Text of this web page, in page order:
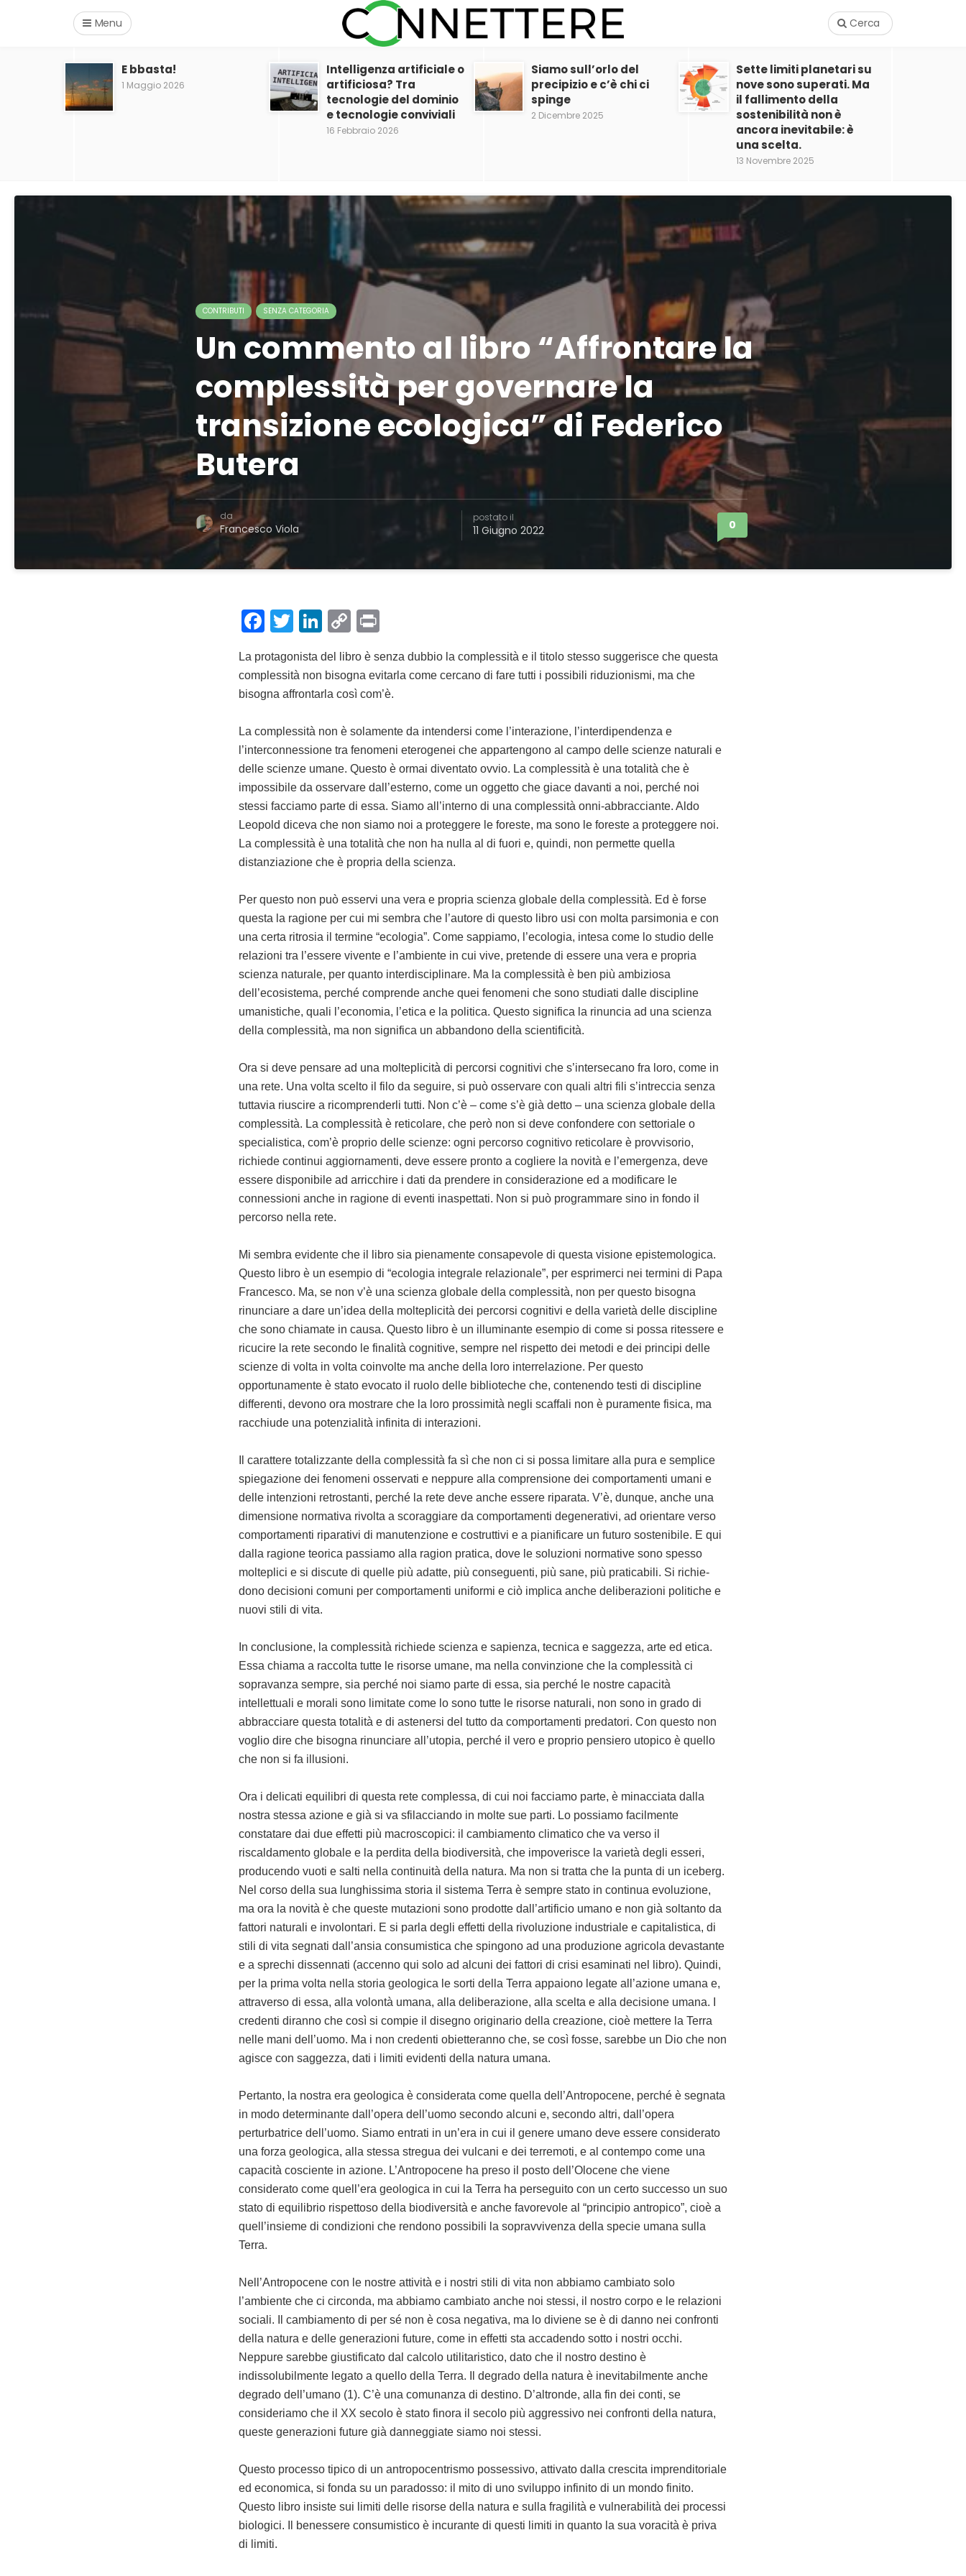
Menu Cerca
E bbasta!
1 Maggio 2026
Intelligenza artificiale o
artificiosa? Tra
tecnologie del dominio
e tecnologie conviviali
16 Febbraio 2026
Siamo sull’orlo del
precipizio e c’è chi ci
spinge
2 Dicembre 2025
Sette limiti planetari su
nove sono superati. Ma
il fallimento della
sostenibilità non è
ancora inevitabile: è
una scelta.
13 Novembre 2025
CONTRIBUTI SENZA CATEGORIA
Un commento al libro “Affrontare la
complessità per governare la
transizione ecologica” di Federico
Butera
da
Francesco Viola
postato il
11 Giugno 2022 0
Facebook
TwitterLinkedIn
Copy
La protagonista del libro è senza dubbio la complessità e il titolo stesso suggerisce che questa
complessità non bisogna evitarla come cercano di fare tutti i possibili riduzionismi, ma che
bisogna affrontarla così com’è.
La complessità non è solamente da intendersi come l’interazione, l’interdipendenza e
l’interconnessione tra fenomeni eterogenei che appartengono al campo delle scienze naturali e
delle scienze umane. Questo è ormai diventato ovvio. La complessità è una totalità che è
impossibile da osservare dall’esterno, come un oggetto che giace davanti a noi, perché noi
stessi facciamo parte di essa. Siamo all’interno di una complessità onni-abbracciante. Aldo
Leopold diceva che non siamo noi a proteggere le foreste, ma sono le foreste a proteggere noi.
La complessità è una totalità che non ha nulla al di fuori e, quindi, non permette quella
distanziazione che è propria della scienza.
Per questo non può esservi una vera e propria scienza globale della complessità. Ed è forse
questa la ragione per cui mi sembra che l’autore di questo libro usi con molta parsimonia e con
una certa ritrosia il termine “ecologia”. Come sappiamo, l’ecologia, intesa come lo studio delle
relazioni tra l’essere vivente e l’ambiente in cui vive, pretende di essere una vera e propria
scienza naturale, per quanto interdisciplinare. Ma la complessità è ben più ambiziosa
dell’ecosistema, perché comprende anche quei fenomeni che sono studiati dalle discipline
umanistiche, quali l’economia, l’etica e la politica. Questo significa la rinuncia ad una scienza
della complessità, ma non significa un abbandono della scientificità.
Ora si deve pensare ad una molteplicità di percorsi cognitivi che s’intersecano fra loro, come in
una rete. Una volta scelto il filo da seguire, si può osservare con quali altri fili s’intreccia senza
tuttavia riuscire a ricomprenderli tutti. Non c’è – come s’è già detto – una scienza globale della
complessità. La complessità è reticolare, che però non si deve confondere con settoriale o
specialistica, com’è proprio delle scienze: ogni percorso cognitivo reticolare è provvisorio,
richiede continui aggiornamenti, deve essere pronto a cogliere la novità e l’emergenza, deve
essere disponibile ad arricchire i dati da prendere in considerazione ed a modificare le
connessioni anche in ragione di eventi inaspettati. Non si può programmare sino in fondo il
percorso nella rete.
Mi sembra evidente che il libro sia pienamente consapevole di questa visione epistemologica.
Questo libro è un esempio di “ecologia integrale relazionale”, per esprimerci nei termini di Papa
Francesco. Ma, se non v’è una scienza globale della complessità, non per questo bisogna
rinunciare a dare un’idea della molteplicità dei percorsi cognitivi e della varietà delle discipline
che sono chiamate in causa. Questo libro è un illuminante esempio di come si possa ritessere e
ricucire la rete secondo le finalità cognitive, sempre nel rispetto dei metodi e dei principi delle
scienze di volta in volta coinvolte ma anche della loro interrelazione. Per questo
opportunamente è stato evocato il ruolo delle biblioteche che, contenendo testi di discipline
differenti, devono ora mostrare che la loro prossimità negli scaffali non è puramente fisica, ma
racchiude una potenzialità infinita di interazioni.
Il carattere totalizzante della complessità fa sì che non ci si possa limitare alla pura e semplice
spiegazione dei fenomeni osservati e neppure alla comprensione dei comportamenti umani e
delle intenzioni retrostanti, perché la rete deve anche essere riparata. V’è, dunque, anche una
dimensione normativa rivolta a scoraggiare da comportamenti degenerativi, ad orientare verso
comportamenti riparativi di manutenzione e costruttivi e a pianificare un futuro sostenibile. E qui
dalla ragione teorica passiamo alla ragion pratica, dove le soluzioni normative sono spesso
molteplici e si discute di quelle più adatte, più conseguenti, più sane, più praticabili. Si richie-
dono decisioni comuni per comportamenti uniformi e ciò implica anche deliberazioni politiche e
nuovi stili di vita.
In conclusione, la complessità richiede scienza e sapienza, tecnica e saggezza, arte ed etica.
Essa chiama a raccolta tutte le risorse umane, ma nella convinzione che la complessità ci
sopravanza sempre, sia perché noi siamo parte di essa, sia perché le nostre capacità
intellettuali e morali sono limitate come lo sono tutte le risorse naturali, non sono in grado di
abbracciare questa totalità e di astenersi del tutto da comportamenti predatori. Con questo non
voglio dire che bisogna rinunciare all’utopia, perché il vero e proprio pensiero utopico è quello
che non si fa illusioni.
Ora i delicati equilibri di questa rete complessa, di cui noi facciamo parte, è minacciata dalla
nostra stessa azione e già si va sfilacciando in molte sue parti. Lo possiamo facilmente
constatare dai due effetti più macroscopici: il cambiamento climatico che va verso il
riscaldamento globale e la perdita della biodiversità, che impoverisce la varietà degli esseri,
producendo vuoti e salti nella continuità della natura. Ma non si tratta che la punta di un iceberg.
Nel corso della sua lunghissima storia il sistema Terra è sempre stato in continua evoluzione,
ma ora la novità è che queste mutazioni sono prodotte dall’artificio umano e non già soltanto da
fattori naturali e involontari. E si parla degli effetti della rivoluzione industriale e capitalistica, di
stili di vita segnati dall’ansia consumistica che spingono ad una produzione agricola devastante
e a sprechi dissennati (accenno qui solo ad alcuni dei fattori di crisi esaminati nel libro). Quindi,
per la prima volta nella storia geologica le sorti della Terra appaiono legate all’azione umana e,
attraverso di essa, alla volontà umana, alla deliberazione, alla scelta e alla decisione umana. I
credenti diranno che così si compie il disegno originario della creazione, cioè mettere la Terra
nelle mani dell’uomo. Ma i non credenti obietteranno che, se così fosse, sarebbe un Dio che non
agisce con saggezza, dati i limiti evidenti della natura umana.
Pertanto, la nostra era geologica è considerata come quella dell’Antropocene, perché è segnata
in modo determinante dall’opera dell’uomo secondo alcuni e, secondo altri, dall’opera
perturbatrice dell’uomo. Siamo entrati in un’era in cui il genere umano deve essere considerato
una forza geologica, alla stessa stregua dei vulcani e dei terremoti, e al contempo come una
capacità cosciente in azione. L’Antropocene ha preso il posto dell’Olocene che viene
considerato come quell’era geologica in cui la Terra ha perseguito con un certo successo un suo
stato di equilibrio rispettoso della biodiversità e anche favorevole al “principio antropico”, cioè a
quell’insieme di condizioni che rendono possibili la sopravvivenza della specie umana sulla
Terra.
Nell’Antropocene con le nostre attività e i nostri stili di vita non abbiamo cambiato solo
l’ambiente che ci circonda, ma abbiamo cambiato anche noi stessi, il nostro corpo e le relazioni
sociali. Il cambiamento di per sé non è cosa negativa, ma lo diviene se è di danno nei confronti
della natura e delle generazioni future, come in effetti sta accadendo sotto i nostri occhi.
Neppure sarebbe giustificato dal calcolo utilitaristico, dato che il nostro destino è
indissolubilmente legato a quello della Terra. Il degrado della natura è inevitabilmente anche
degrado dell’umano (1). C’è una comunanza di destino. D’altronde, alla fin dei conti, se
consideriamo che il XX secolo è stato finora il secolo più aggressivo nei confronti della natura,
queste generazioni future già danneggiate siamo noi stessi.
Questo processo tipico di un antropocentrismo possessivo, attivato dalla crescita imprenditoriale
ed economica, si fonda su un paradosso: il mito di uno sviluppo infinito di un mondo finito.
Questo libro insiste sui limiti delle risorse della natura e sulla fragilità e vulnerabilità dei processi
biologici. Il benessere consumistico è incurante di questi limiti in quanto la sua voracità è priva
di limiti.